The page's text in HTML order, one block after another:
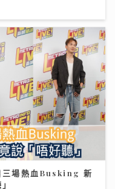
三場熱血Busking 新